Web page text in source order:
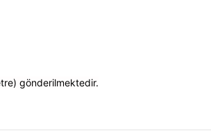
gönderilmektedir.